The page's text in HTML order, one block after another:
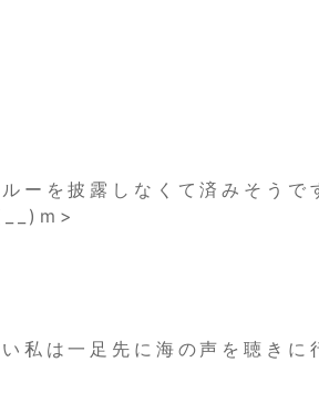
ーを披露しなくて済みそうで
私は一足先に海の声を聴きに